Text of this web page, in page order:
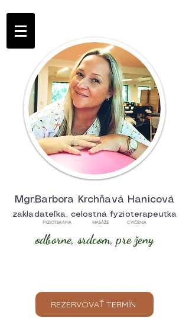
Mgr.Barbora Krchňavá Hanicová
zakladateľka, celostná fyzioterapeutka
FYZIOTERAPIA MASÁŽE CVIČENIA
odborne, srdcom, pre ženy
REZERVOVAŤ TERMÍN